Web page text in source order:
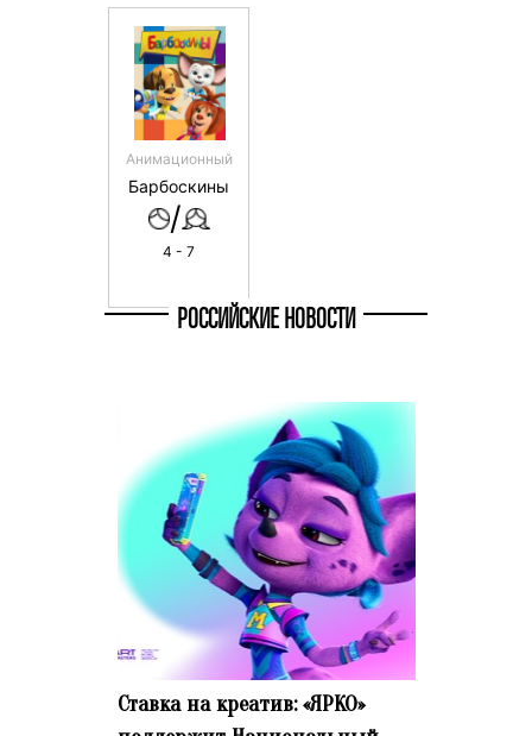
Анимационный
Барбоскины
/
4 - 7
РОССИЙСКИЕ НОВОСТИ
Ставка на креатив: «ЯРКО»